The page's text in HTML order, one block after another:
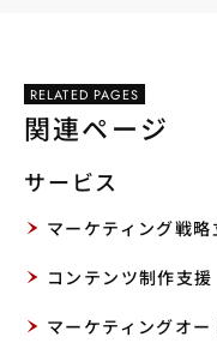
RELATED PAGES
関連ページ
サービス
マーケティング戦
コンテンツ制作支援
マーケティングオ